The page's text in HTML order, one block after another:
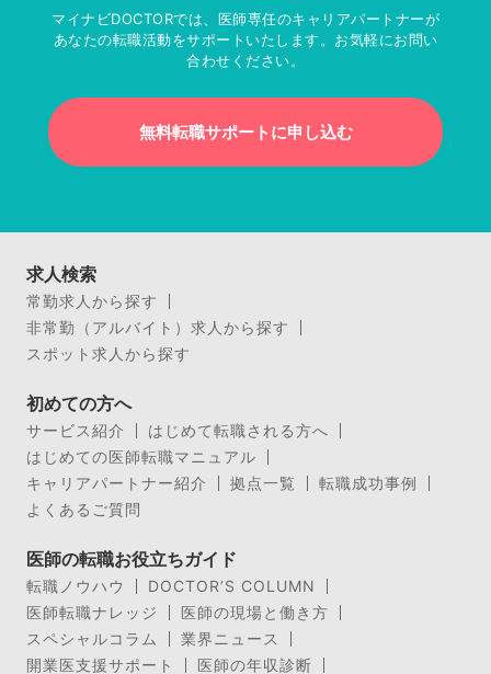
マイナビDOCTORでは、医師専任のキャリアパートナーが
あなたの転職活動をサポートいたします。お気軽にお問い
合わせください。
無料転職サポートに申し込む
求人検索
常勤求人から探す
非常勤（アルバイト）求人から探す
スポット求人から探す
初めての方へ
サービス紹介
はじめて転職される方へ
はじめての医師転職マニュアル
キャリアパートナー紹介
拠点一覧
転職成功事例
よくあるご質問
医師の転職お役立ちガイド
転職ノウハウ
DOCTOR’S COLUMN
医師転職ナレッジ
医師の現場と働き方
スペシャルコラム
業界ニュース
開業医支援サポート
医師の年収診断